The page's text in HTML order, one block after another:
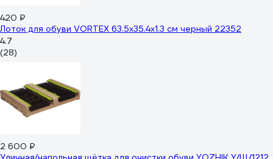
420 ₽
Лоток для обуви VORTEX 63.5х35.4х1.3 см черный 22352
4.7
(28)
2 600 ₽